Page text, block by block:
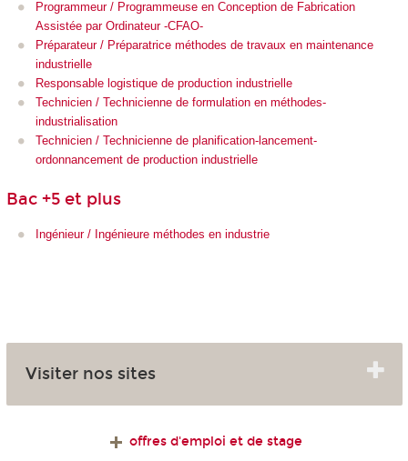
Programmeur / Programmeuse en Conception de Fabrication
Assistée par Ordinateur -CFAO-
Préparateur / Préparatrice méthodes de travaux en maintenance
industrielle
Responsable logistique de production industrielle
Technicien / Technicienne de formulation en méthodes-
industrialisation
Technicien / Technicienne de planification-lancement-
ordonnancement de production industrielle
Bac +5 et plus
Ingénieur / Ingénieure méthodes en industrie
Visiter nos sites
offres d'emploi et de stage